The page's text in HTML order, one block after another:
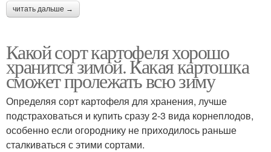
читать дальше →
Какой сорт картофеля хорошо
хранится зимой. Какая картошка
сможет пролежать всю зиму
Определяя сорт картофеля для хранения, лучше
подстраховаться и купить сразу 2-3 вида корнеплодов,
особенно если огороднику не приходилось раньше
сталкиваться с этими сортами.